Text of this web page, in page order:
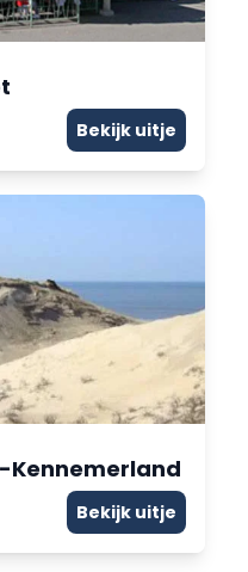
Bekijk uitje
Kennemerland
Bekijk uitje